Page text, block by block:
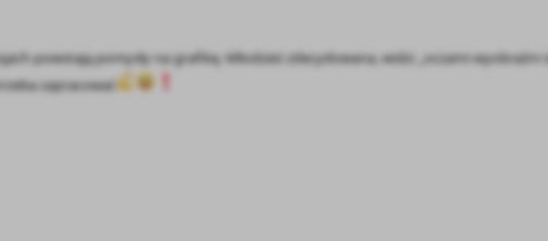
powstają pomysły na grafikę. Młodzież zdecydowana, widzi ,,oczami wyobraźni
zapracować